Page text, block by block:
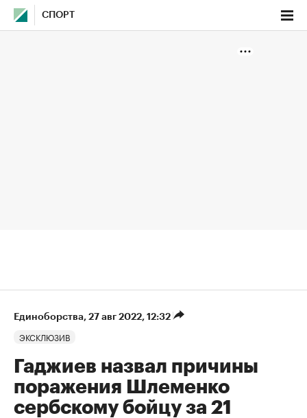
СПОРТ
Единоборства⁠, 27 авг 2022, 12:32
ЭКСКЛЮЗИВ
Гаджиев назвал причины
поражения Шлеменко
сербскому бойцу за 21